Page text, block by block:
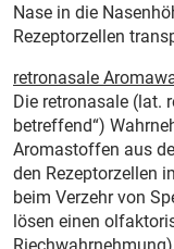
Nase in die
Rezeptorzellen
retronasale
Die retronasale (lat.
betreffend“)
Aromastoffen aus
den Rezeptorzellen
beim Verzehr von
lösen einen